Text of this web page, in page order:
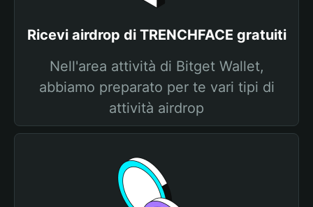
Ricevi airdrop di TRENCHFACE gratuiti
Nell'area attività di Bitget Wallet,
abbiamo preparato per te vari tipi di
attività airdrop